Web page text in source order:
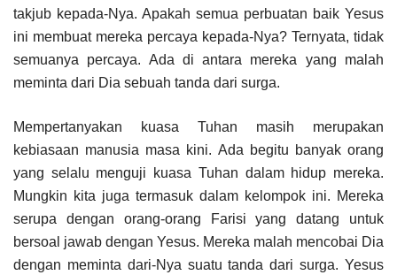
takjub kepada-Nya. Apakah semua perbuatan baik Yesus
ini membuat mereka percaya kepada-Nya? Ternyata, tidak
semuanya percaya. Ada di antara mereka yang malah
meminta dari Dia sebuah tanda dari surga.
Mempertanyakan kuasa Tuhan masih merupakan
kebiasaan manusia masa kini. Ada begitu banyak orang
yang selalu menguji kuasa Tuhan dalam hidup mereka.
Mungkin kita juga termasuk dalam kelompok ini. Mereka
serupa dengan orang-orang Farisi yang datang untuk
bersoal jawab dengan Yesus. Mereka malah mencobai Dia
dengan meminta dari-Nya suatu tanda dari surga. Yesus